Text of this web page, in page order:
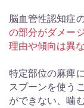
脳血管性認知症
の部分がダメー
理由や傾向は異
特定部位の麻痺
スプーンを使う
ができない、噛